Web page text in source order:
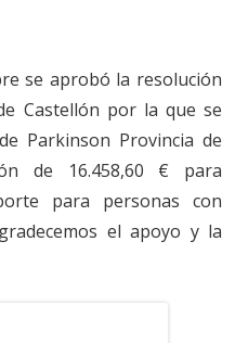
se aprobó la resolución
Castellón por la que se
Parkinson Provincia de
de 16.458,60 € para
para personas con
el apoyo y la